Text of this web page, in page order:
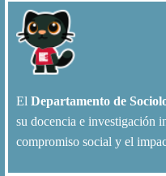
El Departamento de
su docencia e investigación
compromiso social y el